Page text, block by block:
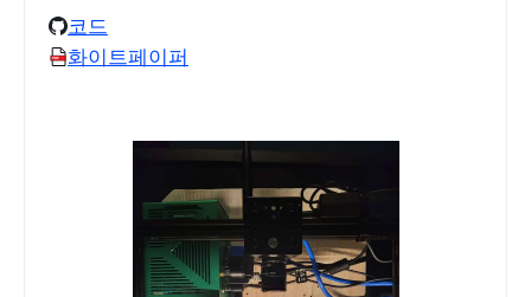
코드
PDF 화이트페이퍼